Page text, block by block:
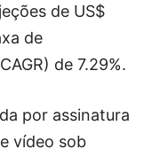
de US$
de
de 7.29%.
por assinatura
vídeo sob